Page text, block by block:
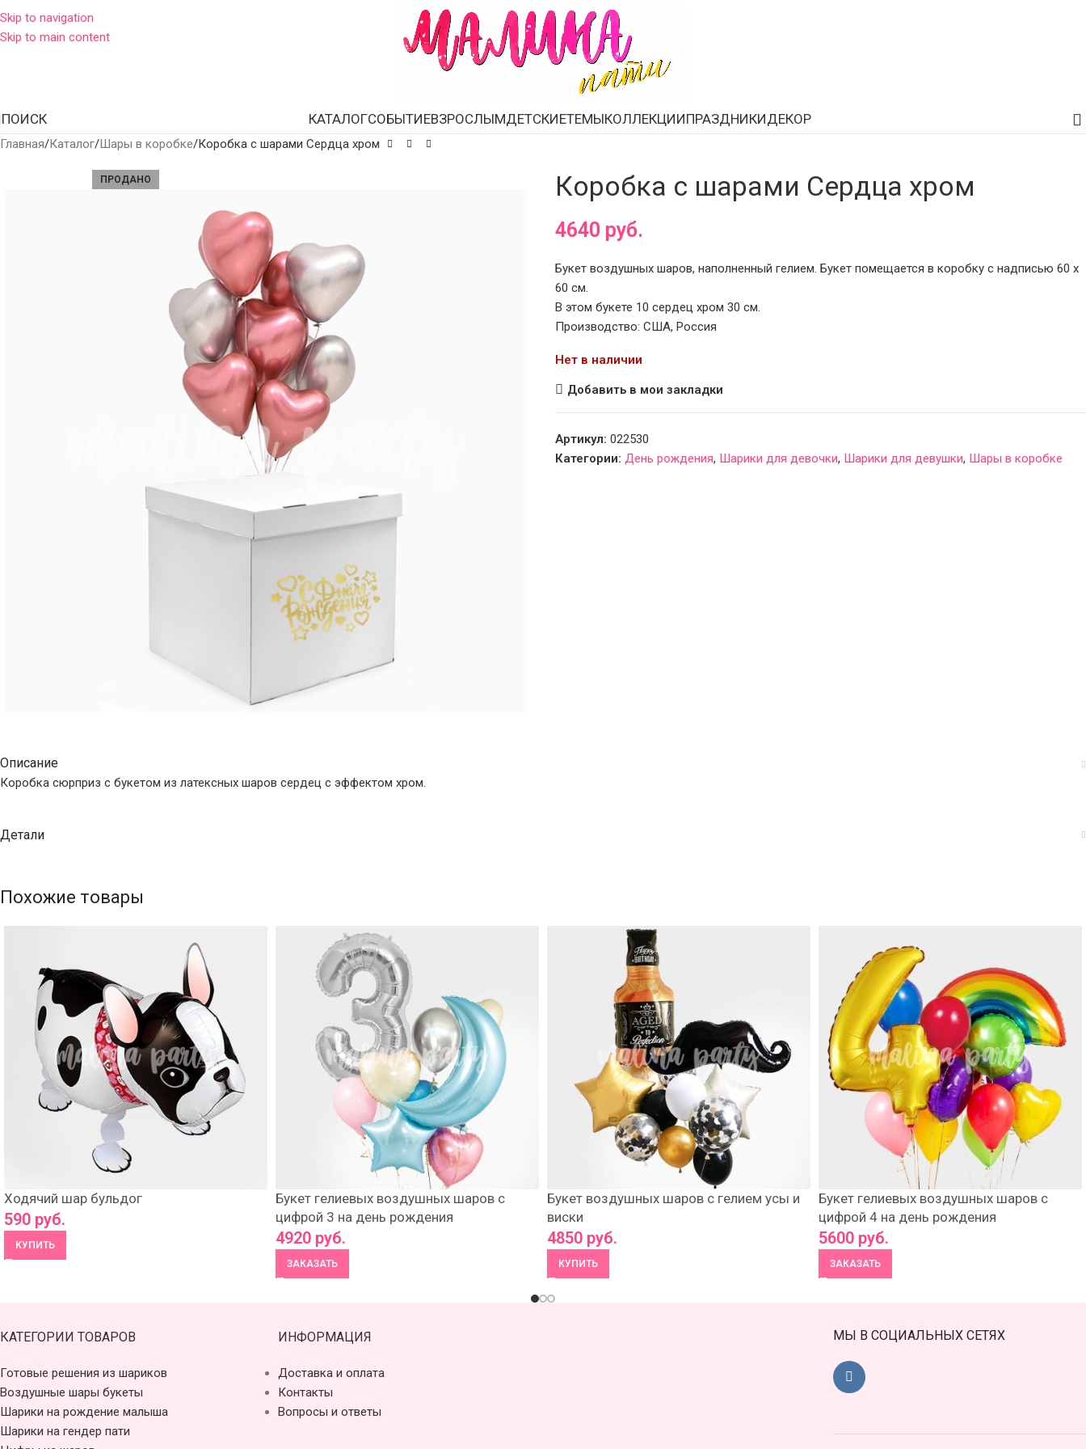
Skip to navigation
Skip to main content
ПОИСК КАТАЛОГСОБЫТИЕВЗРОСЛЫМДЕТСКИЕТЕМЫКОЛЛЕКЦИИПРАЗДНИКИДЕКОР
Главная Каталог Шары в коробке Коробка с шарами Сердца хром
ПРОДАНО Коробка с шарами Сердца хром
4640 руб.
Букет воздушных шаров, наполненный гелием. Букет помещается в коробку с надписью 60 х
60 см.
В этом букете 10 сердец хром 30 см.
Производство: США, Россия
Нет в наличии
Добавить в мои закладки
Артикул: 022530
Категории: День рождения, Шарики для девочки, Шарики для девушки, Шары в коробке
Описание
Коробка сюрприз с букетом из латексных шаров сердец с эффектом хром.
Детали
Похожие товары
Ходячий шар бульдог
590 руб.
КУПИТЬ
Букет гелиевых воздушных шаров с
цифрой 3 на день рождения
4920 руб.
ЗАКАЗАТЬ
Букет воздушных шаров с гелием усы и
виски
4850 руб.
КУПИТЬ
Букет гелиевых воздушных шаров с
цифрой 4 на день рождения
5600 руб.
ЗАКАЗАТЬ
КАТЕГОРИИ ТОВАРОВ
Готовые решения из шариков
Воздушные шары букеты
Шарики на рождение малыша
Шарики на гендер пати
ИНФОРМАЦИЯ
Доставка и оплата
Контакты
Вопросы и ответы
МЫ В СОЦИАЛЬНЫХ СЕТЯХ